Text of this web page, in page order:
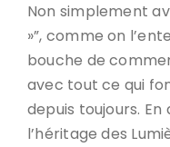
Non simplement
»”, comme on
bouche de
avec tout ce qui
depuis toujours.
l’héritage des